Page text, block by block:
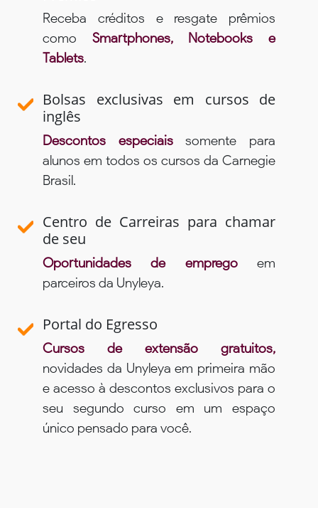
Receba créditos e resgate prêmios
como Smartphones, Notebooks e
Tablets.
Bolsas exclusivas em cursos de
inglês
Descontos especiaissomente para
alunos em todos os cursos da Carnegie
Brasil.
Centro de Carreiras para chamar
de seu
Oportunidades de empregoem
parceiros da Unyleya.
Portal do Egresso
Cursos de extensão gratuitos,
novidades da Unyleya em primeira mão
e acesso à descontos exclusivos para o
seu segundo curso em um espaço
único pensado para você.